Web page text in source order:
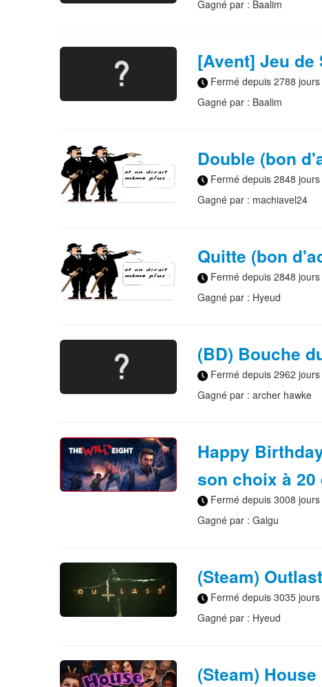
Gagné par : Baalim
[Avent] Jeu de
Fermé depuis 2788 jours
Gagné par : Baalim
Double (bon
Fermé depuis 2848 jours
Gagné par : machiavel24
Quitte (bon
Fermé depuis 2848 jours
Gagné par : Hyeud
(BD) Bouche
Fermé depuis 2962 jours
Gagné par : archer hawke
Happy
son choix à
Fermé depuis 3008 jours
Gagné par : Galgu
(Steam)
Fermé depuis 3035 jours
Gagné par : Hyeud
(Steam)